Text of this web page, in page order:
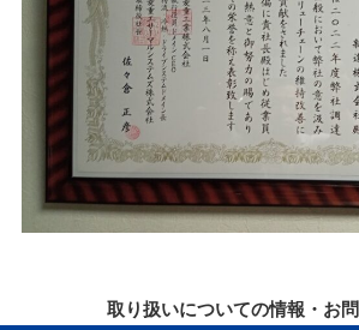
取り扱いについての情報・お